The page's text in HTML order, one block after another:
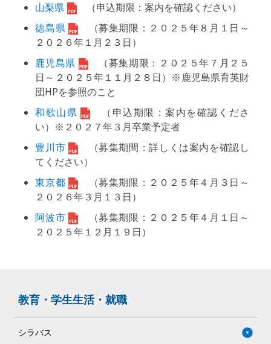
山梨県
（申込期限：案内を確認ください）
徳島県
（募集期限：２０２５年８月１日～
２０２６年１月２３日）
鹿児島県
（募集期限：２０２５年７月２５
日～２０２５年１１月２８日）※鹿児島県育英財
団HPを参照のこと
和歌山県
（申込期限：案内を確認くださ
い）※２０２７年３月卒業予定者
豊川市
（募集期間：詳しくは案内を確認し
てください）
東京都
（募集期限：２０２５年４月３日～
２０２６年３月１３日）
阿波市
（募集期限：２０２５年４月１日～
２０２５年１２月１９日）
教育・学生生活・就職
シラバス